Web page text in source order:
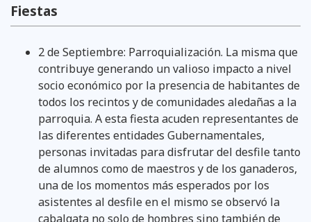
Fiestas
2 de Septiembre: Parroquialización. La misma que
contribuye generando un valioso impacto a nivel
socio económico por la presencia de habitantes de
todos los recintos y de comunidades aledañas a la
parroquia. A esta fiesta acuden representantes de
las diferentes entidades Gubernamentales,
personas invitadas para disfrutar del desfile tanto
de alumnos como de maestros y de los ganaderos,
una de los momentos más esperados por los
asistentes al desfile en el mismo se observó la
cabalgata no solo de hombres sino también de